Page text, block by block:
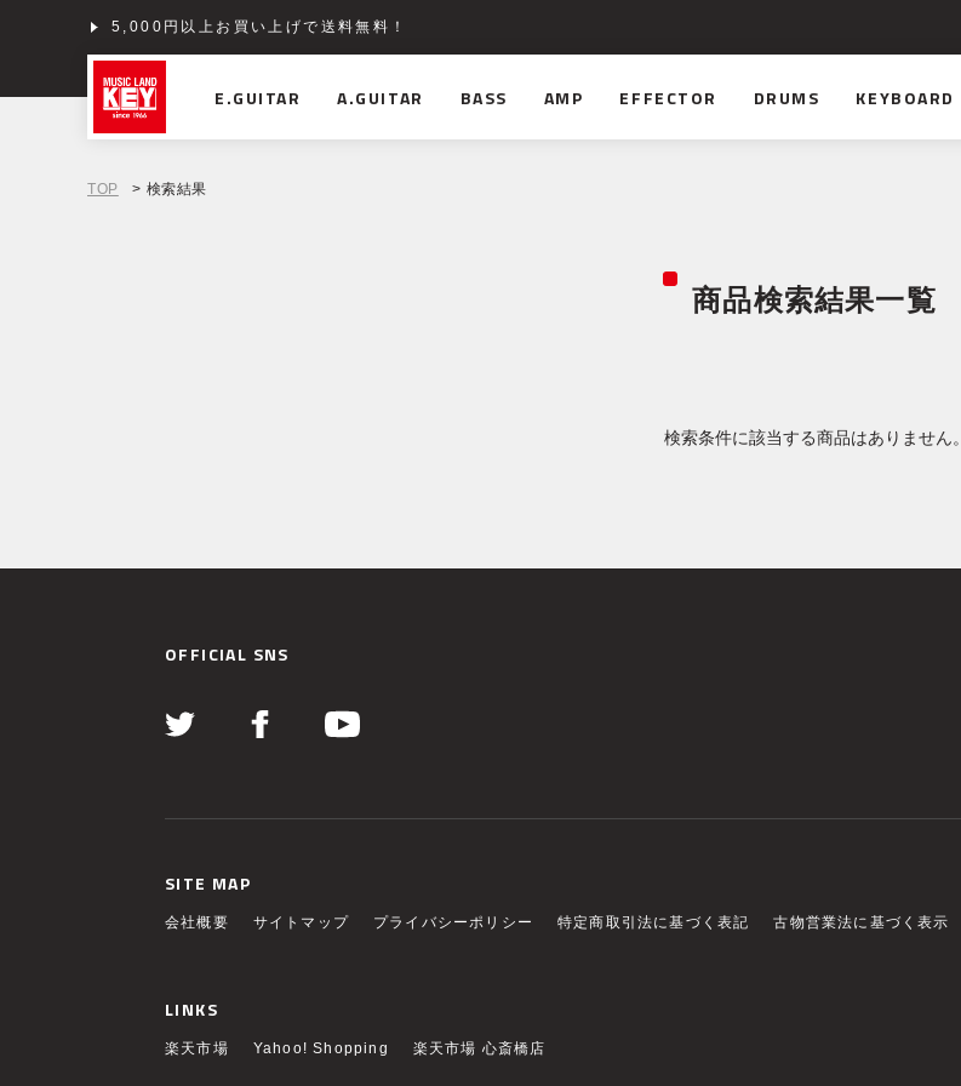
5,000円以上お買い上げで送料無料！
E.GUITAR A.GUITAR BASS AMP EFFECTOR DRUMS KEYBOARD
TOP > 検索結果
商品検索結果一覧
検索条件に該当する商品はありません。
OFFICIAL SNS
SITE MAP
会社概要 サイトマップ プライバシーポリシー 特定商取引法に基づく表記 古物営業法に基づく表示
LINKS
楽天市場 Yahoo! Shopping 楽天市場 心斎橋店